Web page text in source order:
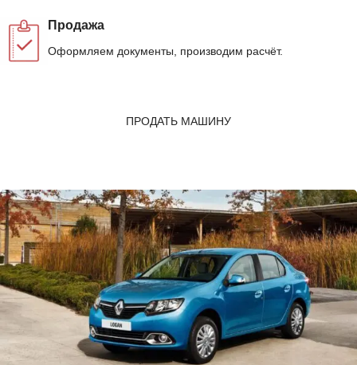
Продажа
Оформляем документы, производим расчёт.
ПРОДАТЬ МАШИНУ